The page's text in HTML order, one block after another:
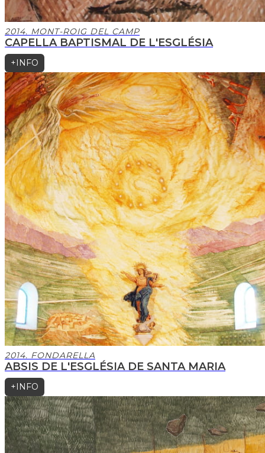
CAPELLA BAPTISMAL DE L'ESGLÉSIA
2014. MONT-ROIG DEL CAMP
+INFO
ABSIS DE L'ESGLÉSIA DE SANTA MARIA
2014. FONDARELLA
+INFO